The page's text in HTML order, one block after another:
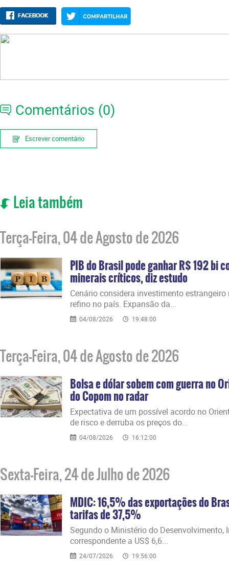
Comentários (0)
Escrever comentário
Leia também
Terça-Feira, 04 de Agosto de 2026
PIB do Brasil pode ganhar R$ 192 bi
minerais críticos, diz estudo
Cenário considera investimento
refino no país. Expansão da...
04/08/2026 19:48:00
Terça-Feira, 04 de Agosto de 2026
Bolsa e dólar sobem com guerra no
do Copom no radar
Expectativa de um possível acordo no
de risco e derruba os preços do...
04/08/2026 16:12:00
Sexta-Feira, 24 de Julho de 2026
MDIC: 16,5% das exportações do
tarifas de 37,5%
Segundo o Ministério do Desenvolvimento,
correspondente a US$ 6,6...
24/07/2026 19:56:00